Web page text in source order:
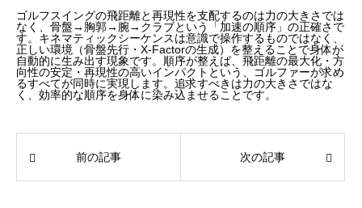
ゴルフスイングの飛距離と再現性を支配するのは力の大きさでは
なく、骨盤→胸郭→腕→クラブという「加速の順序」の正確さで
す。キネマティックシーケンスは意識で操作するものではなく、
正しい環境（骨盤先行・X-Factorの生成）を整えることで身体が
自動的に生み出す現象です。順序が整えば、飛距離の最大化・方
向性の安定・再現性の高いインパクトという、ゴルファーが求め
るすべてが同時に実現します。追求すべきは力の大きさではな
く、効率的な順序を身体に染み込ませることです。
前の記事 次の記事